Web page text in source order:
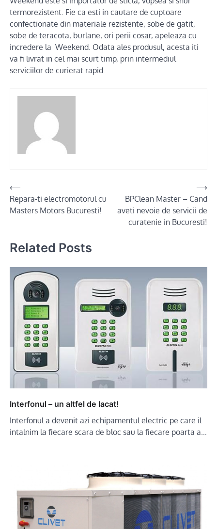
termorezistent. Fie ca esti in cautare de cuptoare
confectionate din materiale rezistente, sobe de gatit,
sobe de teracota, burlane, ori perii cosar, apeleaza cu
incredere la Weekend. Odata ales produsul, acesta iti
va fi livrat in cel mai scurt timp, prin intermediul
serviciilor de curierat rapid.
Post
navigation
⟵
Repara-ti electromotorul cu
Masters Motors Bucuresti!
BPClean Master – Cand
aveti nevoie de servicii de
curatenie in Bucuresti!
⟶
Related Posts
Interfonul – un altfel de lacat!
Interfonul a devenit azi echipamentul electric pe care il
intalnim la fiecare scara de bloc sau la fiecare poarta a…